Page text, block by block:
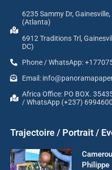
6235 Sammy Dr,
(Atlanta)
6912 Traditions Trl,
DC)
Phone / WhatsApp:
Email:
Africa Office: PO BOX.
/ WhatsApp (+237)
Trajectoire / Portrait /
Philippe